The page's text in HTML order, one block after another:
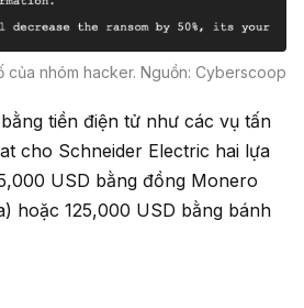
của nhóm hacker. Nguồn: Cyberscoop
tiền điện tử như các vụ tấn
cho Schneider Electric hai lựa
USD bằng đồng Monero
hoặc 125,000 USD bằng bánh